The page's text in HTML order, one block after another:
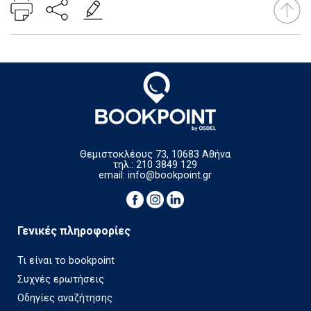
Θεμιστοκλέους 73, 10683 Αθήνα
τηλ.: 210 3849 129
email:info@bookpoint.gr
Γενικές πληροφορίες
Τι είναι το bookpoint
Συχνές ερωτήσεις
Οδηγίες αναζήτησης